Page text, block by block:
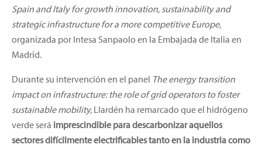
Spain and Italy for growth innovation, sustainability and
strategic infrastructure for a more competitive Europe,
organizada por Intesa Sanpaolo en la Embajada de Italia en
Madrid.
Durante su intervención en el panel The energy transition
impact on infrastructure: the role of grid operators to foster
sustainable mobility, Llardén ha remarcado que el hidrógeno
verde será imprescindible para descarbonizar aquellos
sectores difícilmente electrificables tanto en la industria como